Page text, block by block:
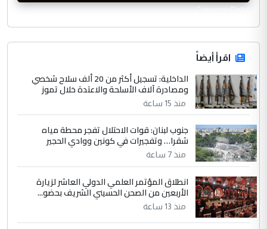
CurrencyRate
اقرأ أيضاً
الداخلية: تسجيل أكثر من 20 ألف سلاح شخصي
ومصادرة آلاف الأسلحة والاعتدة خلال تموز
منذ 15 ساعة
جنوب لبنان: قوات الاحتلال تفجر محطة مياه
شقرا… وتفجيرات في كونين ووادي الحجير
منذ 7 ساعة
انطلاق المؤتمر العلمي الدولي العاشر لزيارة
الأربعين من الصحن الحسيني الشريف بحضو...
منذ 13 ساعة